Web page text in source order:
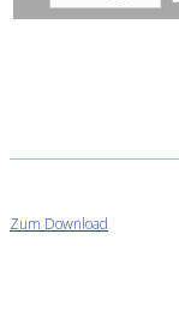
Zum Download